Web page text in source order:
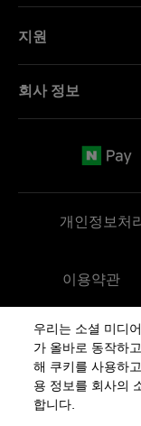
지원
반품 정책
회사 정보
Sitemap
개인정보처
이용약관
상호 : 스와치그룹코리
사업자등록번호: 220-
주소 : 서울특별시 서대문
우리는 소셜 미디
가 올바로 동작하
해 쿠키를 사용하
용 정보를 회사의
합니다.